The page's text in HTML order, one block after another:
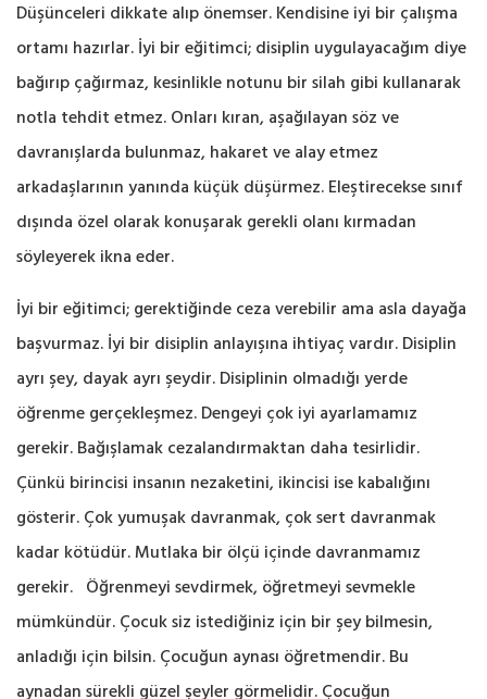
Düşünceleri dikkate alıp önemser. Kendisine iyi bir çalışma
ortamı hazırlar. İyi bir eğitimci; disiplin uygulayacağım diye
bağırıp çağırmaz, kesinlikle notunu bir silah gibi kullanarak
notla tehdit etmez. Onları kıran, aşağılayan söz ve
davranışlarda bulunmaz, hakaret ve alay etmez
arkadaşlarının yanında küçük düşürmez. Eleştirecekse sınıf
dışında özel olarak konuşarak gerekli olanı kırmadan
söyleyerek ikna eder.
İyi bir eğitimci; gerektiğinde ceza verebilir ama asla dayağa
başvurmaz. İyi bir disiplin anlayışına ihtiyaç vardır. Disiplin
ayrı şey, dayak ayrı şeydir. Disiplinin olmadığı yerde
öğrenme gerçekleşmez. Dengeyi çok iyi ayarlamamız
gerekir. Bağışlamak cezalandırmaktan daha tesirlidir.
Çünkü birincisi insanın nezaketini, ikincisi ise kabalığını
gösterir. Çok yumuşak davranmak, çok sert davranmak
kadar kötüdür. Mutlaka bir ölçü içinde davranmamız
gerekir. Öğrenmeyi sevdirmek, öğretmeyi sevmekle
mümkündür. Çocuk siz istediğiniz için bir şey bilmesin,
anladığı için bilsin. Çocuğun aynası öğretmendir. Bu
aynadan sürekli güzel şeyler görmelidir. Çocuğun